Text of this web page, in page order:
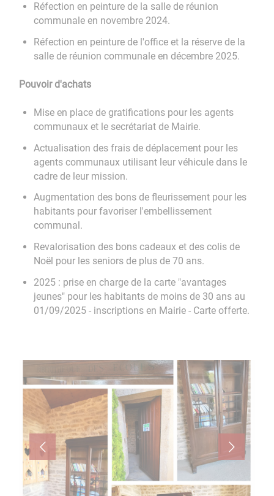
Réfection en peinture de la salle de réunion
communale en novembre 2024.
Réfection en peinture de l'office et la réserve de la
salle de réunion communale en décembre 2025.
Pouvoir d'achats
Mise en place de gratifications pour les agents
communaux et le secrétariat de Mairie.
Actualisation des frais de déplacement pour les
agents communaux utilisant leur véhicule dans le
cadre de leur mission.
Augmentation des bons de fleurissement pour les
habitants pour favoriser l'embellissement
communal.
Revalorisation des bons cadeaux et des colis de
Noël pour les seniors de plus de 70 ans.
2025 : prise en charge de la carte "avantages
jeunes" pour les habitants de moins de 30 ans au
01/09/2025 - inscriptions en Mairie - Carte offerte.